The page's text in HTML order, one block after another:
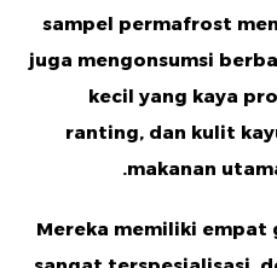
sampel permafrost
juga mengonsumsi
kecil yang kaya
ranting, dan kulit
makanan
Mereka memiliki empat